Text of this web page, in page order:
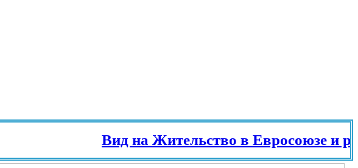
Вид на Жительство в Евросоюзе и